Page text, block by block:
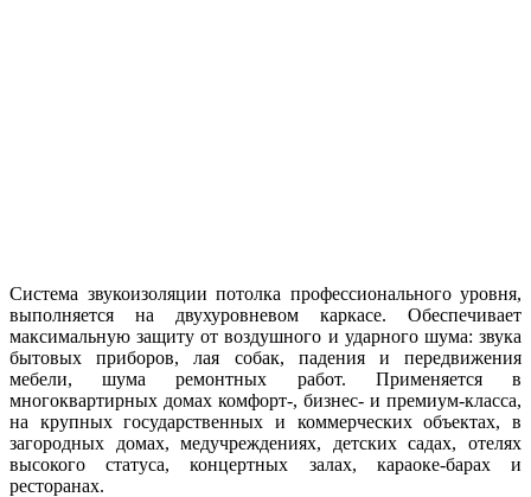
Система звукоизоляции потолка профессионального уровня,
выполняется на двухуровневом каркасе. Обеспечивает
максимальную защиту от воздушного и ударного шума: звука
бытовых приборов, лая собак, падения и передвижения
мебели, шума ремонтных работ. Применяется в
многоквартирных домах комфорт-, бизнес- и премиум-класса,
на крупных государственных и коммерческих объектах, в
загородных домах, медучреждениях, детских садах, отелях
высокого статуса, концертных залах, караоке-барах и
ресторанах.